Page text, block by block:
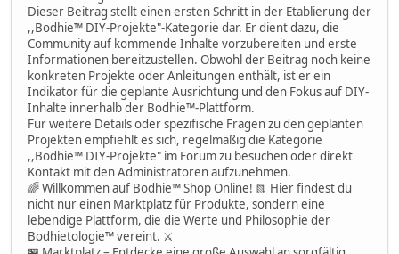
Dieser Beitrag stellt einen ersten Schritt in der Etablierung der
,,Bodhie™ DIY-Projekte"-Kategorie dar. Er dient dazu, die
Community auf kommende Inhalte vorzubereiten und erste
Informationen bereitzustellen. Obwohl der Beitrag noch keine
konkreten Projekte oder Anleitungen enthält, ist er ein
Indikator für die geplante Ausrichtung und den Fokus auf DIY-
Inhalte innerhalb der Bodhie™-Plattform.
Für weitere Details oder spezifische Fragen zu den geplanten
Projekten empfiehlt es sich, regelmäßig die Kategorie
,,Bodhie™ DIY-Projekte" im Forum zu besuchen oder direkt
Kontakt mit den Administratoren aufzunehmen.
🌈 Willkommen auf Bodhie™ Shop Online! 📗 Hier findest du
nicht nur einen Marktplatz für Produkte, sondern eine
lebendige Plattform, die die Werte und Philosophie der
Bodhietologie™ vereint. ⚔